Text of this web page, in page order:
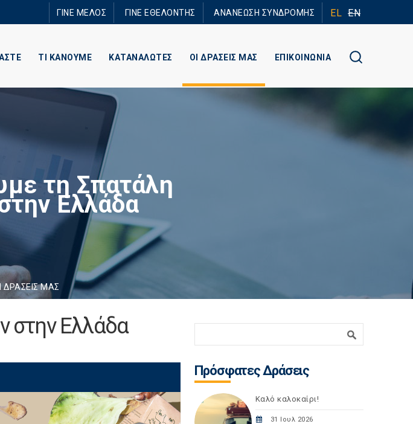
ΓΙΝΕ ΜΕΛΟΣ ΓΙΝΕ ΕΘΕΛΟΝΤΗΣ ΑΝΑΝΕΩΣΗ ΣΥΝΔΡΟΜΗΣ EL EN
ΤΙ ΚΑΝΟΥΜΕ ΚΑΤΑΝΑΛΩΤΕΣ ΟΙ ΔΡΑΣΕΙΣ ΜΑΣ ΕΠΙΚΟΙΝΩΝΙΑ
τη Σπατάλη
Ελλάδα
ΔΡΑΣΕΙΣ ΜΑΣ
στην Ελλάδα
Πρόσφατες Δράσεις
Καλό καλοκαίρι!
31 Ιουλ 2026